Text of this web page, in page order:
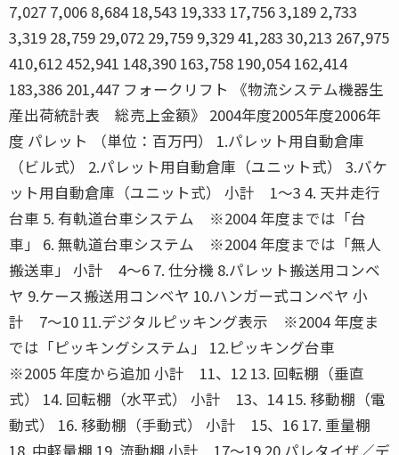
7,027 7,006 8,684 18,543 19,333 17,756 3,189 2,733
3,319 28,759 29,072 29,759 9,329 41,283 30,213 267,975
410,612 452,941 148,390 163,758 190,054 162,414
183,386 201,447 フォークリフト 《物流システム機器生
産出荷統計表 総売上金額》 2004年度2005年度2006年
度 パレット （単位：百万円） 1.パレット用自動倉庫
（ビル式） 2.パレット用自動倉庫（ユニット式） 3.バケ
ット用自動倉庫（ユニット式） 小計 1〜3 4. 天井走行
台車 5. 有軌道台車システム ※2004 年度までは「台
車」 6. 無軌道台車システム ※2004 年度までは「無人
搬送車」 小計 4〜6 7. 仕分機 8.パレット搬送用コンベ
ヤ 9.ケース搬送用コンベヤ 10.ハンガー式コンベヤ 小
計 7〜10 11.デジタルピッキング表示 ※2004 年度ま
では「ピッキングシステム」 12.ピッキング台車
※2005 年度から追加 小計 11、12 13. 回転棚（垂直
式） 14. 回転棚（水平式） 小計 13、14 15. 移動棚（電
動式） 16. 移動棚（手動式） 小計 15、16 17. 重量棚
18. 中軽量棚 19. 流動棚 小計 17〜19 20.パレタイザ／デ